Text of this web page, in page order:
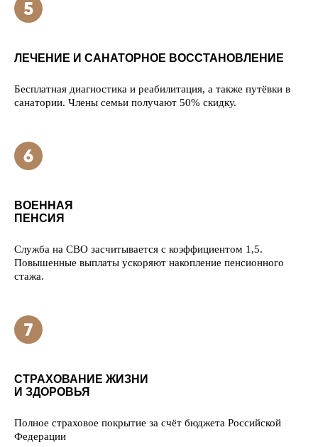
ЛЕЧЕНИЕ И САНАТОРНОЕ ВОССТАНОВЛЕНИЕ
Бесплатная диагностика и реабилитация, а также путёвки в
санатории. Члены семьи получают 50% скидку.
ВОЕННАЯ
ПЕНСИЯ
Служба на СВО засчитывается с коэффициентом 1,5.
Повышенные выплаты ускоряют накопление пенсионного
стажа.
СТРАХОВАНИЕ ЖИЗНИ
И ЗДОРОВЬЯ
Полное страховое покрытие за счёт бюджета Российской
Федерации